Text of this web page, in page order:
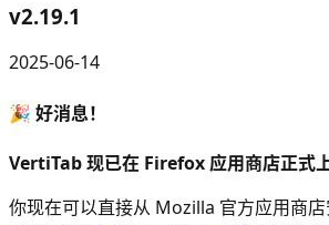
v2.19.1
2025-06-14
🎉 好消息！
VertiTab 现已在 Firefox 应用商店正式上
你现在可以直接从 Mozilla 官方应用商店